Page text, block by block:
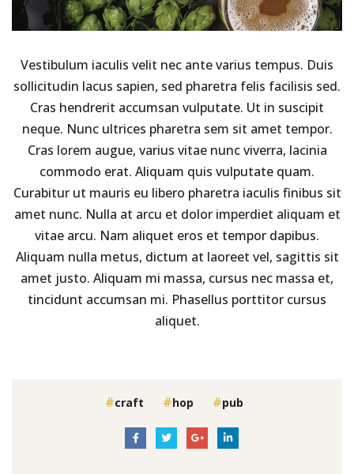
Vestibulum iaculis velit nec ante varius tempus. Duis
sollicitudin lacus sapien, sed pharetra felis facilisis sed.
Cras hendrerit accumsan vulputate. Ut in suscipit
neque. Nunc ultrices pharetra sem sit amet tempor.
Cras lorem augue, varius vitae nunc viverra, lacinia
commodo erat. Aliquam quis vulputate quam.
Curabitur ut mauris eu libero pharetra iaculis finibus sit
amet nunc. Nulla at arcu et dolor imperdiet aliquam et
vitae arcu. Nam aliquet eros et tempor dapibus.
Aliquam nulla metus, dictum at laoreet vel, sagittis sit
amet justo. Aliquam mi massa, cursus nec massa et,
tincidunt accumsan mi. Phasellus porttitor cursus
aliquet.
craft hop pub